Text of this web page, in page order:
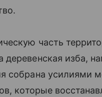
часть
изба,
собрана усилиями
которые